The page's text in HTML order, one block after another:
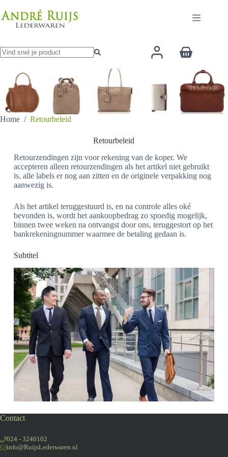
naar
de
resultaten
Home / Retourbeleid
Retourbeleid
Retourzendingen zijn voor rekening van de koper. We
accepteren alleen retourzendingen als het artikel niet gebruikt
is, alle labels er nog aan zitten en de originele verpakking nog
aanwezig is.
Als het artikel teruggestuurd is, en na controle alles oké
bevonden is, wordt het aankoopbedrag zo spoedig mogelijk,
binnen twee weken na ontvangst door ons, teruggestort op het
bankrekeningnummer waarmee de betaling gedaan is.
Subtitel
Contact
024 - 3240102
info@RuijsLederwaren.nl